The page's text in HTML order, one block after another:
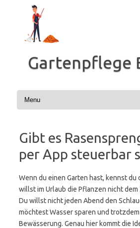
springen
Gartenpflege
Gibt es
per App steuerbar
Wenn du einen Garten hast, kennst du
willst im Urlaub die Pflanzen nicht
Du willst nicht jeden Abend den
möchtest Wasser sparen und
Bewässerung. Genau hier kommt die